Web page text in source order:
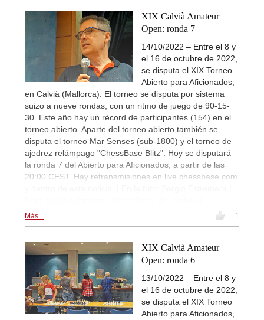
XIX Calvià Amateur
Open: ronda 7
14/10/2022 – Entre el 8 y
el 16 de octubre de 2022,
se disputa el XIX Torneo
Abierto para Aficionados,
en Calvià (Mallorca). El torneo se disputa por sistema
suizo a nueve rondas, con un ritmo de juego de 90-15-
30. Este año hay un récord de participantes (154) en el
torneo abierto. Aparte del torneo abierto también se
disputa el torneo Mar Senses (sub-1800) y el torneo de
ajedrez relámpago "ChessBase Blitz". Hoy se disputará
la ronda 7 del Abierto para Aficionados, a partir de las
20:00 CEST. Hay retransmisiones en live.chessbase.com
Más... 1
XIX Calvià Amateur
Open: ronda 6
13/10/2022 – Entre el 8 y
el 16 de octubre de 2022,
se disputa el XIX Torneo
Abierto para Aficionados,